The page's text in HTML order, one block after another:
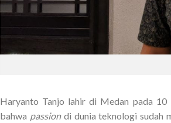
Haryanto Tanjo lahir di Medan pada 10
bahwa passiondi dunia teknologi sudah